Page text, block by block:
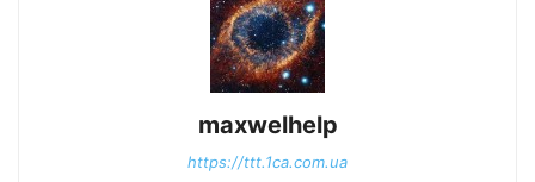
maxwelhelp
https://ttt.1ca.com.ua